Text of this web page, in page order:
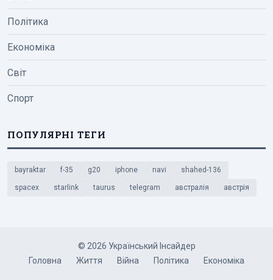
Політика
Економіка
Світ
Спорт
ПОПУЛЯРНІ ТЕГИ
bayraktar f-35 g20 iphone navi shahed-136
spacex starlink taurus telegram австралія австрія
© 2026 Український Інсайдер
Головна
Життя Війна Політика Економіка